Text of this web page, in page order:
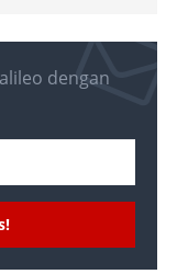
dengan